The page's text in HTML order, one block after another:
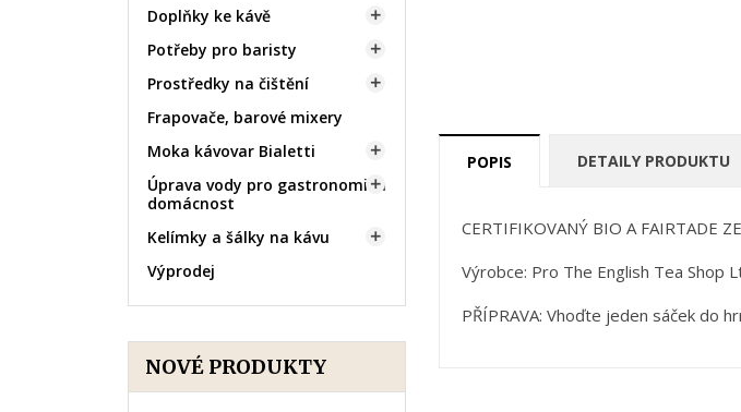
Doplňky ke kávě

Potřeby pro baristy 
Prostředky na čištění 
Frapovače, barové mixery
Moka kávovar Bialetti

Úprava vody pro gastronomii a
domácnost

Kelímky a šálky na kávu 
Výprodej
NOVÉ PRODUKTY
POPIS DETAILY PRODUKTU
CERTIFIKOVANÝ BIO A FAIRTADE
Výrobce: Pro The English Tea Shop
PŘÍPRAVA: Vhoďte jeden sáček do